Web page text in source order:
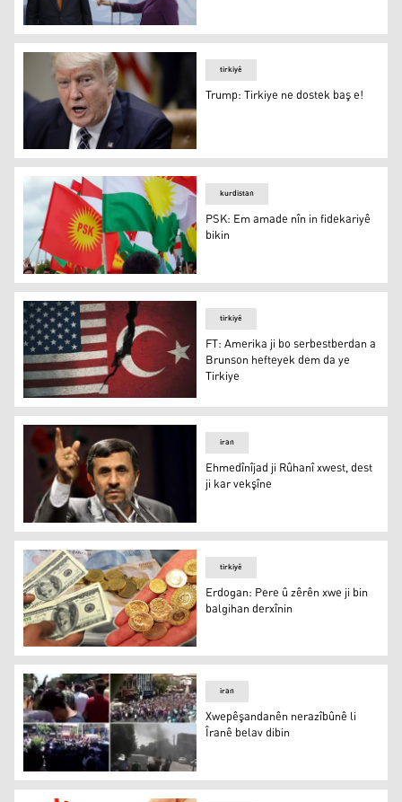
WSJ: Almanya dê alîkariya aborî bide Tirkiye
Trump: Tirkiye ne dostek baş e!
tirkiyê
Trump: Tirkiye ne dostek baş e!
PSK: Em amade nîn in fidekariyê bikin
kurdistan
PSK: Em amade nîn in fidekariyê
bikin
FT: Amerika ji bo serbestberdan a Brunson hefteyek
tirkiyê
FT: Amerika ji bo serbestberdan a
Brunson hefteyek dem da ye
Tirkiye
Ehmedînîjad ji Rûhanî xwest, dest ji kar vekşîne
iran
Ehmedînîjad ji Rûhanî xwest, dest
ji kar vekşîne
Erdogan: Pere û zêrên xwe ji bin balgihan derxînin
tirkiyê
Erdogan: Pere û zêrên xwe ji bin
balgihan derxînin
Xwepêşandanên nerazîbûnê li Îranê belav dibin
iran
Xwepêşandanên nerazîbûnê li
Îranê belav dibin